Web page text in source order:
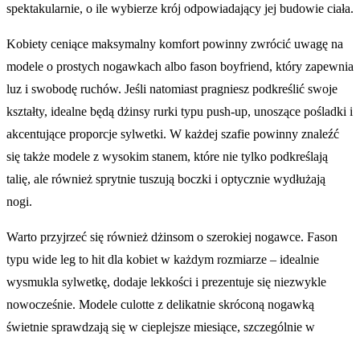
spektakularnie, o ile wybierze krój odpowiadający jej budowie ciała.
Kobiety ceniące maksymalny komfort powinny zwrócić uwagę na
modele o prostych nogawkach albo fason boyfriend, który zapewnia
luz i swobodę ruchów. Jeśli natomiast pragniesz podkreślić swoje
kształty, idealne będą dżinsy rurki typu push-up, unoszące pośladki i
akcentujące proporcje sylwetki. W każdej szafie powinny znaleźć
się także modele z wysokim stanem, które nie tylko podkreślają
talię, ale również sprytnie tuszują boczki i optycznie wydłużają
nogi.
Warto przyjrzeć się również dżinsom o szerokiej nogawce. Fason
typu wide leg to hit dla kobiet w każdym rozmiarze – idealnie
wysmukla sylwetkę, dodaje lekkości i prezentuje się niezwykle
nowocześnie. Modele culotte z delikatnie skróconą nogawką
świetnie sprawdzają się w cieplejsze miesiące, szczególnie w